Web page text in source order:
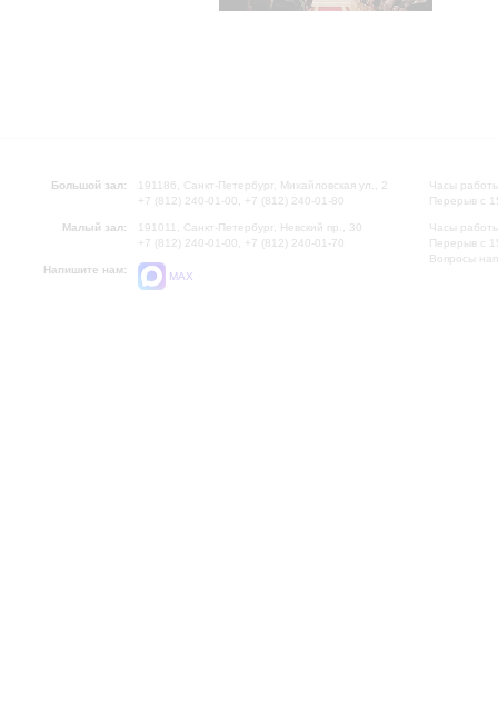
Большой зал:
191186, Санкт-Петербург, Михайловская ул., 2
+7 (812) 240-01-00, +7 (812) 240-01-80
Малый зал:
191011, Санкт-Петербург, Невский пр., 30
+7 (812) 240-01-00, +7 (812) 240-01-70
Напишите нам:
MAX
Часы
Перерыв с
Часы
Перерыв с
Вопросы